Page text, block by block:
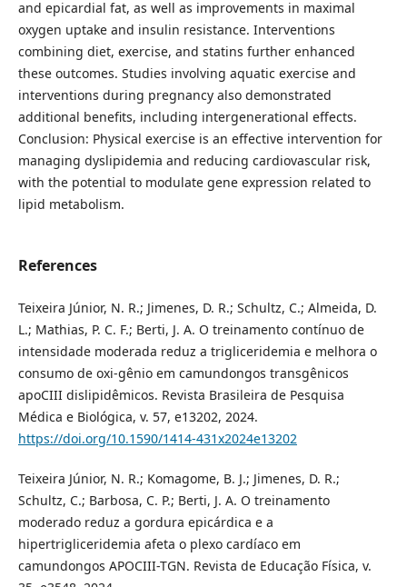
and epicardial fat, as well as improvements in maximal
oxygen uptake and insulin resistance. Interventions
combining diet, exercise, and statins further enhanced
these outcomes. Studies involving aquatic exercise and
interventions during pregnancy also demonstrated
additional benefits, including intergenerational effects.
Conclusion: Physical exercise is an effective intervention for
managing dyslipidemia and reducing cardiovascular risk,
with the potential to modulate gene expression related to
lipid metabolism.
References
Teixeira Júnior, N. R.; Jimenes, D. R.; Schultz, C.; Almeida, D.
L.; Mathias, P. C. F.; Berti, J. A. O treinamento contínuo de
intensidade moderada reduz a trigliceridemia e melhora o
consumo de oxi-gênio em camundongos transgênicos
apoCIII dislipidêmicos. Revista Brasileira de Pesquisa
Médica e Biológica, v. 57, e13202, 2024.
https://doi.org/10.1590/1414-431x2024e13202
Teixeira Júnior, N. R.; Komagome, B. J.; Jimenes, D. R.;
Schultz, C.; Barbosa, C. P.; Berti, J. A. O treinamento
moderado reduz a gordura epicárdica e a
hipertrigliceridemia afeta o plexo cardíaco em
camundongos APOCIII-TGN. Revista de Educação Física, v.